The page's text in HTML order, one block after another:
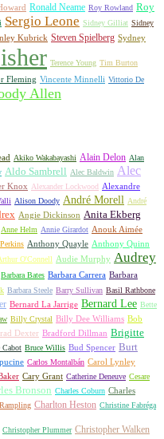
Ronald Neame Roy Rowland Roy
Sergio Leone Sidney Gilliat Sidney
Kubrick Steven Spielberg Sydney
Terence Young Tim Burton
Fleming Vincente Minnelli Vittorio De
Allen
Akiko Wakabayashi Alain Delon Alan
Aldo Sambrell Alec Baldwin Alec
Knox Alexander Lockwood Alexandre
Alison Doody André Morell André
Angie Dickinson Anita Ekberg
Anne Helm Annie Girardot Anouk Aimée
Anthony Quayle Anthony Quinn
O'Connell Audie Murphy Audrey
Barbara Bates Barbara Carrera Barbara
Barbara Steele Barry Sullivan Basil Rathbone
Bernard La Jarrige Bernard Lee Bette
Billy Crystal Billy Dee Williams Bob
Dexter Bradford Dillman Brigitte
Cabot Bruce Willis Bud Spencer Burt
Carlos Montalbán Carol Lynley
Cary Grant Catherine Deneuve Cesare
Bronson Charles Coburn Charles
Charlton Heston Christine Fabréga
Christopher Plummer Christopher Walken